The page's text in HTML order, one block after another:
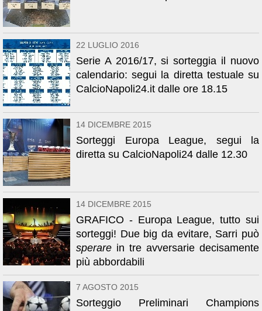
22 LUGLIO 2016
Serie A 2016/17, si sorteggia il nuovo
calendario: segui la diretta testuale su
CalcioNapoli24.it dalle ore 18.15
14 DICEMBRE 2015
Sorteggi Europa League, segui la
diretta su CalcioNapoli24 dalle 12.30
14 DICEMBRE 2015
GRAFICO - Europa League, tutto sui
sorteggi! Due big da evitare, Sarri può
sperare in tre avversarie decisamente
più abbordabili
7 AGOSTO 2015
Sorteggio Preliminari Champions